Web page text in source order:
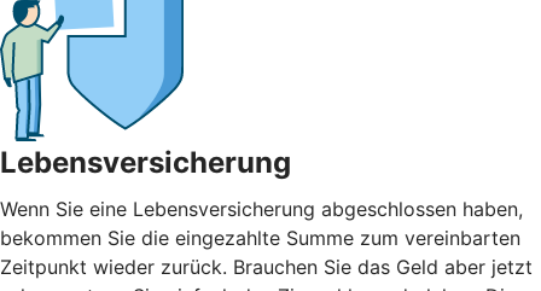
Lebensversicherung
Wenn Sie eine Lebensversicherung abgeschlossen haben,
bekommen Sie die eingezahlte Summe zum vereinbarten
Zeitpunkt wieder zurück. Brauchen Sie das Geld aber jetzt